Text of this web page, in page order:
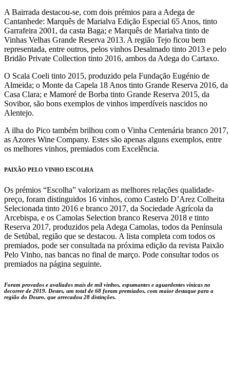
A Bairrada destacou-se, com dois prémios para a Adega de
Cantanhede: Marquês de Marialva Edição Especial 65 Anos, tinto
Garrafeira 2001, da casta Baga; e Marquês de Marialva tinto de
Vinhas Velhas Grande Reserva 2013. A região Tejo ficou bem
representada, entre outros, pelos vinhos Desalmado tinto 2013 e pelo
Bridão Private Collection tinto 2016, ambos da Adega do Cartaxo.
O Scala Coeli tinto 2015, produzido pela Fundação Eugénio de
Almeida; o Monte da Capela 18 Anos tinto Grande Reserva 2016, da
Casa Clara; e Mamoré de Borba tinto Grande Reserva 2015, da
Sovibor, são bons exemplos de vinhos imperdíveis nascidos no
Alentejo.
A ilha do Pico também brilhou com o Vinha Centenária branco 2017,
as Azores Wine Company. Estes são apenas alguns exemplos, entre
os melhores vinhos, premiados com Excelência.
PAIXÃO PELO VINHO ESCOLHA
Os prémios “Escolha” valorizam as melhores relações qualidade-
preço, foram distinguidos 16 vinhos, como Castelo D’Arez Colheita
Selecionada tinto 2016 e branco 2017, da Sociedade Agrícola da
Arcebispa, e os Camolas Selection branco Reserva 2018 e tinto
Reserva 2017, produzidos pela Adega Camolas, todos da Península
de Setúbal, região que se destacou. A lista completa com todos os
premiados, pode ser consultada na próxima edição da revista Paixão
Pelo Vinho, nas bancas no final de março. Pode consultar todos os
premiados na página seguinte.
Foram provados e avaliados mais de mil vinhos, espumantes e aguardentes vínicas no
decorrer de 2019. Destes, um total de 68 foram premiados, com maior destaque para a
região do Douro, que arrecadou 28 distinções.